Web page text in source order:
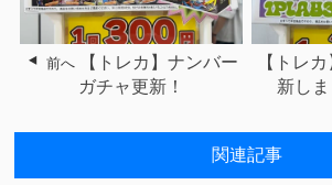
前へ
【トレカ】ナンバー
ガチャ更新！
【トレ
新し
関連記事